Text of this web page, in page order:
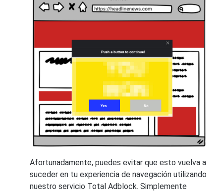
Afortunadamente, puedes evitar que esto vuelva a
suceder en tu experiencia de navegación utilizando
nuestro servicio Total Adblock. Simplemente